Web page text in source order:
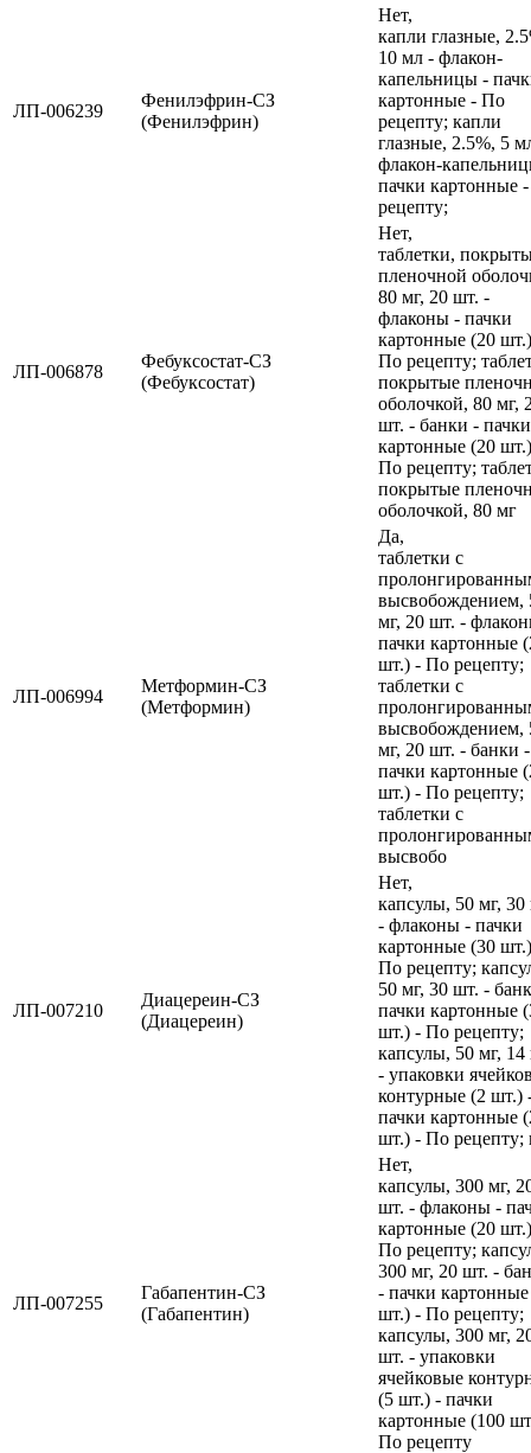
ЛП-006239
Фенилэфрин-СЗ
(Фенилэфрин)
Нет,
капли глазные,
10 мл - флакон-
капельницы -
картонные - По
рецепту; капли
глазные, 2.5%, 5
флакон-
пачки картонные
рецепту;
ЛП-006878
Фебуксостат-СЗ
(Фебуксостат)
Нет,
таблетки,
пленочной
80 мг, 20 шт. -
флаконы - пачки
картонные (20
По рецепту;
покрытые
оболочкой, 80 мг,
шт. - банки - пачки
картонные (20
По рецепту;
покрытые
оболочкой, 80 мг
ЛП-006994
Метформин-СЗ
(Метформин)
Да,
таблетки с
высвобождением,
мг, 20 шт. -
пачки картонные
шт.) - По рецепту;
таблетки с
высвобождением,
мг, 20 шт. - банки -
пачки картонные
шт.) - По рецепту;
таблетки с
высвобо
ЛП-007210
Диацереин-СЗ
(Диацереин)
Нет,
капсулы, 50 мг, 30
- флаконы - пачки
картонные (30
По рецепту;
50 мг, 30 шт. -
пачки картонные
шт.) - По рецепту;
капсулы, 50 мг, 14
- упаковки
контурные (2 шт.)
пачки картонные
шт.) - По рецепту;
ЛП-007255
Габапентин-СЗ
(Габапентин)
Нет,
капсулы, 300 мг,
шт. - флаконы -
картонные (20
По рецепту;
300 мг, 20 шт. -
- пачки
шт.) - По рецепту;
капсулы, 300 мг,
шт. - упаковки
ячейковые
(5 шт.) - пачки
картонные (100
По рецепту